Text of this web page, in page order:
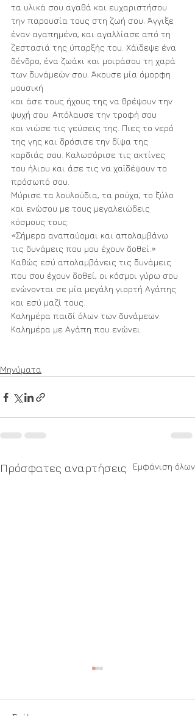
τα υλικά σου αγαθά και ευχαριστήσου
την παρουσία τους στη ζωή σου. Άγγιξε
έναν αγαπημένο, και αγαλλίασε από τη
ζεστασιά της ύπαρξής του. Χάϊδεψε ένα
δένδρο, ένα ζωάκι και μοιράσου τη χαρά
των δυνάμεών σου. Άκουσε μία όμορφη
μουσική
και άσε τους ήχους της να θρέψουν την
ψυχή σου. Απόλαυσε την τροφή σου
και νιώσε τις γεύσεις της. Πιες το νερό
της γης και δρόσισε την δίψα της
καρδιάς σου. Καλωσόρισε τις ακτίνες
του ήλιου και άσε τις να χαϊδέψουν το
πρόσωπό σου.
Μύρισε τα λουλούδια, τα ρούχα, το ξύλο
και ενώσου με τους μεγαλειώδεις
κόσμους τους.
«Σήμερα αναπαύομαι και απολαμβάνω
τις δυνάμεις που μου έχουν δοθεί.»
Καθώς εσύ απολαμβάνεις τις δυνάμεις
που σου έχουν δοθεί, οι κόσμοι γύρω σου
ενώνονται σε μία μεγάλη γιορτή Αγάπης
και εσύ μαζί τους.
Καλημέρα παιδί όλων των δυνάμεων.
Καλημέρα με Αγάπη που ενώνει.
Μηνύματα
Πρόσφατες αναρτήσεις Εμφάνιση όλων